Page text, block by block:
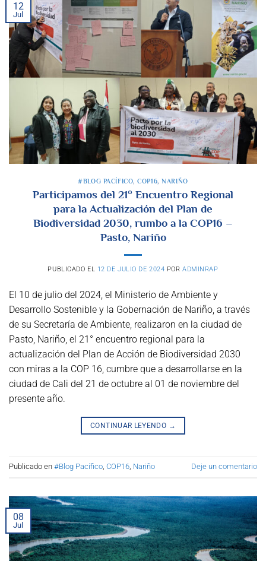
12
Jul
#BLOG PACÍFICO,COP16,NARIÑO
Participamos del 21° Encuentro Regional
para la Actualización del Plan de
Biodiversidad 2030, rumbo a la COP16 –
Pasto, Nariño
PUBLICADO EL 12 DE JULIO DE 2024 PORADMINRAP
El 10 de julio del 2024, el Ministerio de Ambiente y
Desarrollo Sostenible y la Gobernación de Nariño, a través
de su Secretaría de Ambiente, realizaron en la ciudad de
Pasto, Nariño, el 21° encuentro regional para la
actualización del Plan de Acción de Biodiversidad 2030
con miras a la COP 16, cumbre que a desarrollarse en la
ciudad de Cali del 21 de octubre al 01 de noviembre del
presente año.
CONTINUAR LEYENDO →
Publicado en #Blog Pacífico COP16 Nariño Deje un comentario
08
Jul